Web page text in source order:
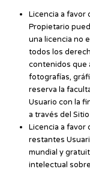
Licencia a favor
Propietario
una licencia no
todos los
contenidos que
fotografías,
reserva la
Usuario con la
a través del
Licencia a favor
restantes
mundial y
intelectual